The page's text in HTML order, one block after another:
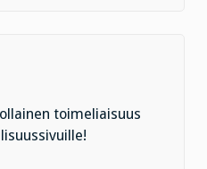
toimeliaisuus